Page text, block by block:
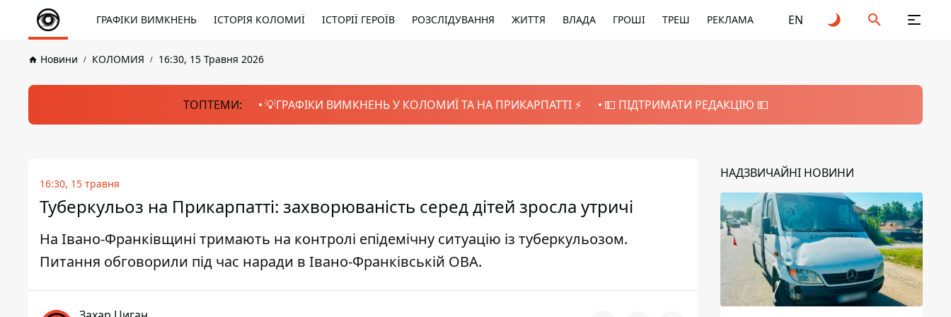
ГРАФІКИ ВИМКНЕНЬ ІСТОРІЯ КОЛОМИЇ ІСТОРІЇ ГЕРОЇВ РОЗСЛІДУВАННЯ ЖИТТЯ ВЛАДА ГРОШІ ТРЕШ РЕКЛАМА EN
Новини КОЛОМИЯ 16:30, 15 Травня 2026
ТОПТЕМИ: 💡ГРАФІКИ ВИМКНЕНЬ У КОЛОМИЇ ТА НА ПРИКАРПАТТІ ⚡️ 💵 ПІДТРИМАТИ РЕДАКЦІЮ 💵
16:30, 15 травня
Туберкульоз на Прикарпатті: захворюваність серед дітей зросла утричі
На Івано-Франківщині тримають на контролі епідемічну ситуацію із туберкульозом.
Питання обговорили під час наради в Івано-Франківській ОВА.
НАДЗВИЧАЙНІ НОВИНИ